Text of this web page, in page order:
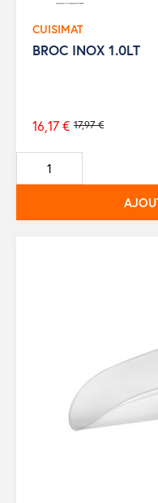
CUISIMAT
BROC INOX 1.0LT
Prix
de
base
17,97 €
16,17 €